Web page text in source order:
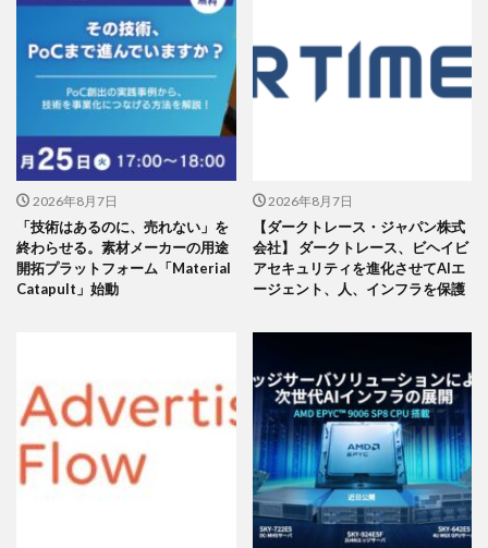
2026年8月7日
「技術はあるのに、売れない」を
終わらせる。素材メーカーの用途
開拓プラットフォーム「Material
Catapult」始動
2026年8月7日
【ダークトレース・ジャパン株式
会社】 ダークトレース、ビヘイビ
アセキュリティを進化させてAIエ
ージェント、人、インフラを保護